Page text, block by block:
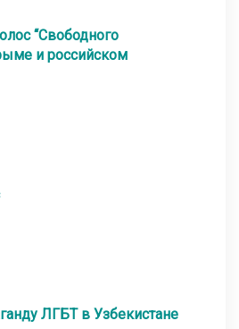
“Свободного
и российском
ЛГБТ в Узбекистане